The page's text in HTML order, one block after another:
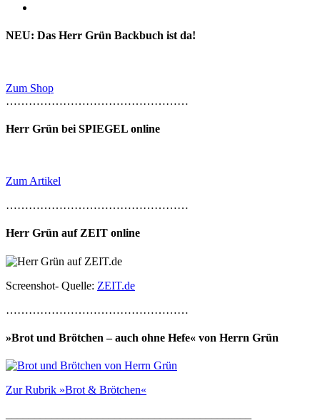
NEU: Das Herr Grün Backbuch ist da!
Zum Shop
…………………………………………
Herr Grün bei SPIEGEL online
Zum Artikel
…………………………………………
Herr Grün auf ZEIT online
Screenshot- Quelle: ZEIT.de
…………………………………………
»Brot und Brötchen – auch ohne Hefe« von Herrn Grün
Zur Rubrik »Brot & Brötchen«